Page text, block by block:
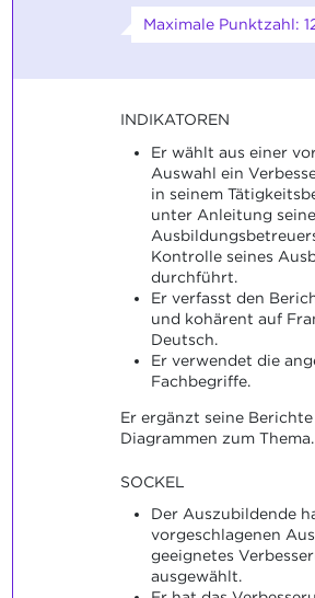
Maximale Punktzahl:
INDIKATOREN
Er wählt aus einer
Auswahl ein
in seinem
unter Anleitung
Kontrolle seines
durchführt.
Er verfasst den
und kohärent auf
Deutsch.
Er verwendet die
Fachbegriffe.
Er ergänzt seine
Diagrammen zum Thema.
SOCKEL
Der Auszubildende
vorgeschlagenen
geeignetes
ausgewählt.